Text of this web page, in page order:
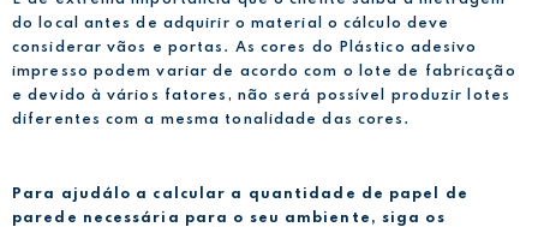
do local antes de adquirir o material o cálculo deve
considerar vãos e portas. As cores do Plástico adesivo
impresso podem variar de acordo com o lote de fabricação
e devido à vários fatores, não será possível produzir lotes
diferentes com a mesma tonalidade das cores.
Para ajudálo a calcular a quantidade de papel de
parede necessária para o seu ambiente, siga os